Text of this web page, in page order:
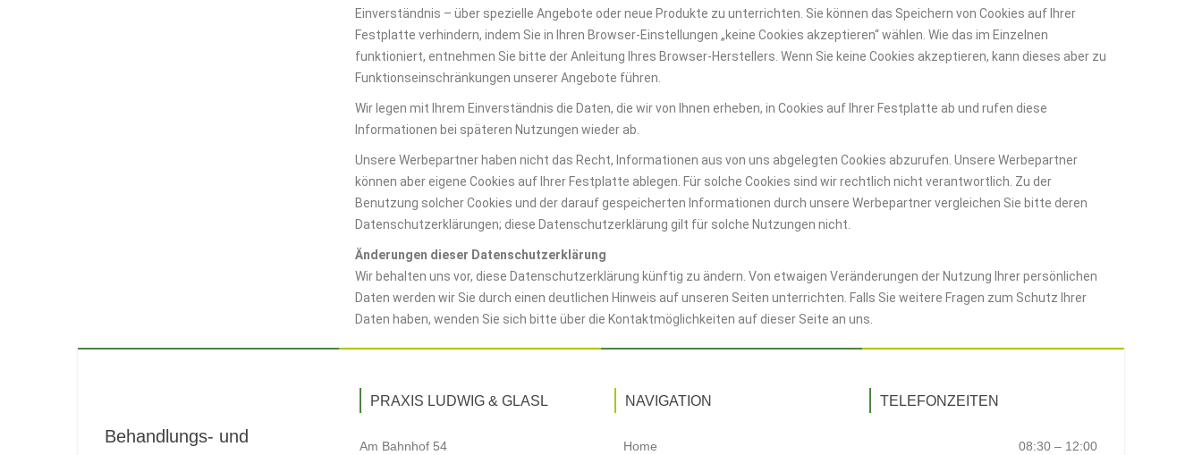
Einverständnis – über spezielle Angebote oder neue Produkte zu unterrichten. Sie können das Speichern von Cookies auf Ihrer
Festplatte verhindern, indem Sie in Ihren Browser-Einstellungen „keine Cookies akzeptieren“ wählen. Wie das im Einzelnen
funktioniert, entnehmen Sie bitte der Anleitung Ihres Browser-Herstellers. Wenn Sie keine Cookies akzeptieren, kann dieses aber zu
Funktionseinschränkungen unserer Angebote führen.
Wir legen mit Ihrem Einverständnis die Daten, die wir von Ihnen erheben, in Cookies auf Ihrer Festplatte ab und rufen diese
Informationen bei späteren Nutzungen wieder ab.
Unsere Werbepartner haben nicht das Recht, Informationen aus von uns abgelegten Cookies abzurufen. Unsere Werbepartner
können aber eigene Cookies auf Ihrer Festplatte ablegen. Für solche Cookies sind wir rechtlich nicht verantwortlich. Zu der
Benutzung solcher Cookies und der darauf gespeicherten Informationen durch unsere Werbepartner vergleichen Sie bitte deren
Datenschutzerklärungen; diese Datenschutzerklärung gilt für solche Nutzungen nicht.
Änderungen dieser Datenschutzerklärung
Wir behalten uns vor, diese Datenschutzerklärung künftig zu ändern. Von etwaigen Veränderungen der Nutzung Ihrer persönlichen
Daten werden wir Sie durch einen deutlichen Hinweis auf unseren Seiten unterrichten. Falls Sie weitere Fragen zum Schutz Ihrer
Daten haben, wenden Sie sich bitte über die Kontaktmöglichkeiten auf dieser Seite an uns.
Behandlungs- und
PRAXIS LUDWIG & GLASL
Am Bahnhof 54
NAVIGATION
Home
TELEFONZEITEN
08:30 – 12:00